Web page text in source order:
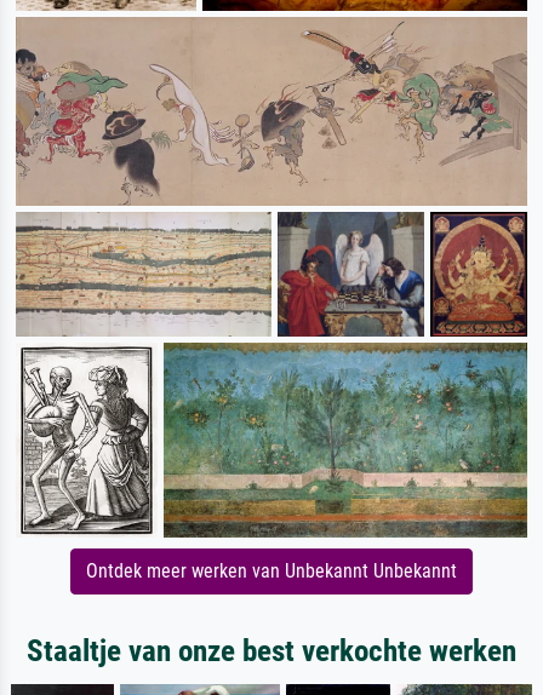
Ontdek meer werken van Unbekannt Unbekannt
Staaltje van onze best verkochte werken